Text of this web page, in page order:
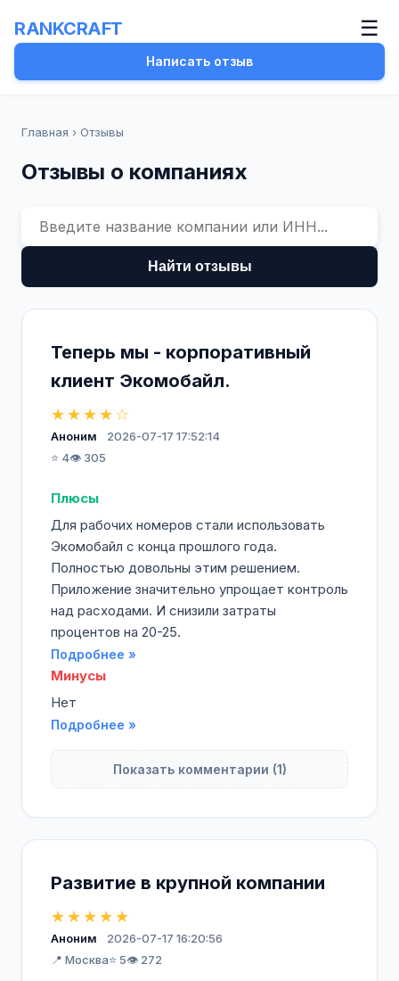
RANKCRAFT ☰
Написать отзыв
Главная › Отзывы
Отзывы о компаниях
Найти отзывы
Теперь мы - корпоративный
клиент Экомобайл.
★★★★☆
Аноним
2026-07-17 17:52:14
⭐ 4👁️ 305
Плюсы
Для рабочих номеров стали использовать
Экомобайл с конца прошлого года.
Полностью довольны этим решением.
Приложение значительно упрощает контроль
над расходами. И снизили затраты
процентов на 20-25.
Подробнее »
Минусы
Нет
Подробнее »
Показать комментарии (1)
Развитие в крупной компании
★★★★★
Аноним
2026-07-17 16:20:56
📍 Москва⭐ 5👁️ 272